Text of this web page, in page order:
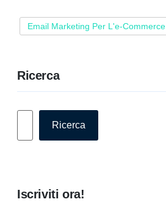
Email Marketing Per L'e-Commerce
Ricerca
Ricerca
Iscriviti ora!